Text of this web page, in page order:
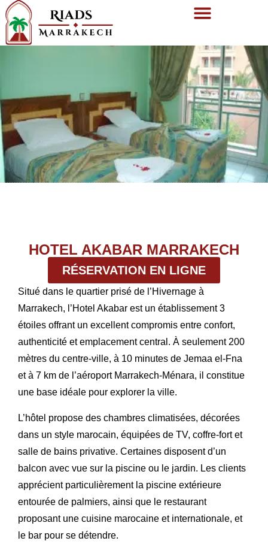
HOTEL AKABAR MARRAKECH
RÉSERVATION EN LIGNE
Situé dans le quartier prisé de l’Hivernage à
Marrakech, l’Hotel Akabar est un établissement 3
étoiles offrant un excellent compromis entre confort,
authenticité et emplacement central. À seulement200
mètres du centre-ville, à 10 minutes de Jemaa el-Fna
et à 7 km de l’aéroport Marrakech-Ménara, il constitue
une base idéale pour explorer la ville.
L’hôtel propose des chambres climatisées, décorées
dans un style marocain, équipées de TV, coffre-fort et
salle de bains privative. Certaines disposent d’un
balcon avec vue sur la piscine ou le jardin. Les clients
apprécient particulièrement la piscine extérieure
entourée de palmiers, ainsi que le restaurant
proposant une cuisine marocaine et internationale, et
le bar pour se détendre.